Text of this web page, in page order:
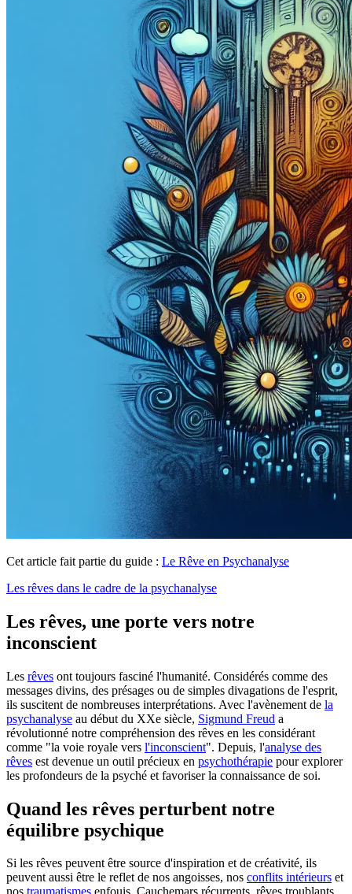
Cet article fait partie du guide : Le Rêve en Psychanalyse
Les rêves dans le cadre de la psychanalyse
Les rêves, une porte vers notre
inconscient
Les rêves ont toujours fasciné l'humanité. Considérés comme des
messages divins, des présages ou de simples divagations de l'esprit,
ils suscitent de nombreuses interprétations. Avec l'avènement de la
psychanalyse au début du XXe siècle, Sigmund Freud a
révolutionné notre compréhension des rêves en les considérant
comme "la voie royale vers l'inconscient". Depuis, l'analyse des
rêves est devenue un outil précieux en psychothérapie pour explorer
les profondeurs de la psyché et favoriser la connaissance de soi.
Quand les rêves perturbent notre
équilibre psychique
Si les rêves peuvent être source d'inspiration et de créativité, ils
peuvent aussi être le reflet de nos angoisses, nos conflits intérieurs et